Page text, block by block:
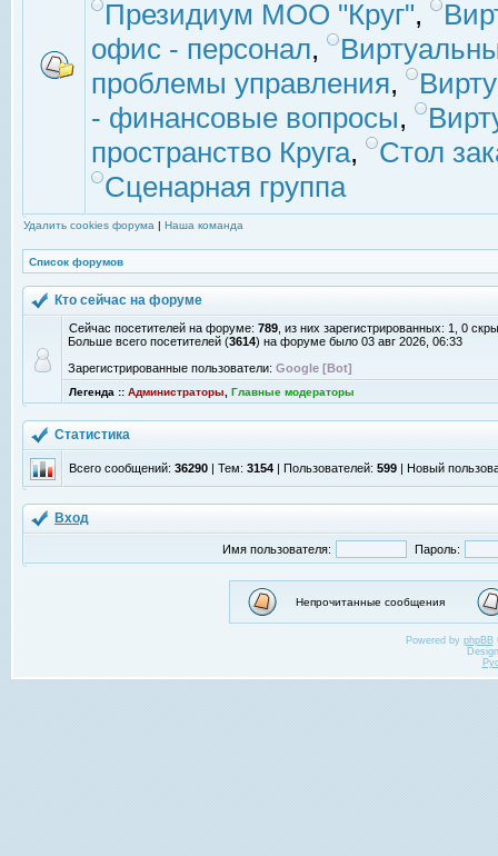
Президиум МОО "Круг",
офис - персонал,
проблемы управления,
- финансовые вопросы,
пространство Круга,
Стол
Сценарная группа
Удалить cookies форума | Наша команда
Список форумов
Кто сейчас на форуме
Сейчас посетителей на форуме: 789 , из них зарегистрированных: 1, 0
Больше всего посетителей (3614) на форуме было 03 авг 2026, 06:33
Зарегистрированные пользователи: Google [Bot]
Легенда :: Администраторы Главные модераторы
Статистика
Всего сообщений: 36290 | Тем: 3154 | Пользователей: 599 | Новый
Вход
Имя пользователя: Пароль:
Непрочитанные сообщения
Powered by phpBB